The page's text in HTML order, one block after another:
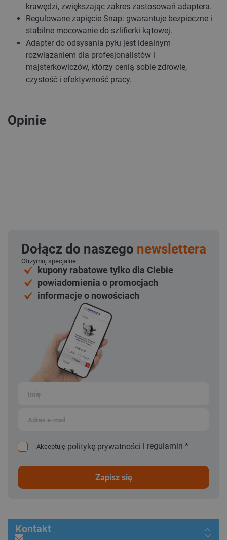
krawędzi, zwiększając zakres zastosowań adaptera.
Regulowane zapięcie Snap: gwarantuje bezpieczne i
stabilne mocowanie do szlifierki kątowej.
Adapter do odsysania pyłu jest idealnym
rozwiązaniem dla profesjonalistów i
majsterkowiczów, którzy cenią sobie zdrowie,
czystość i efektywność pracy.
Opinie
Dołącz do naszego newslettera
Otrzymuj specjalne:
kupony rabatowe tylko dla Ciebie
powiadomienia o promocjach
informacje o nowościach
Akceptuję politykę prywatności i regulamin *
zapisz się
Kontakt